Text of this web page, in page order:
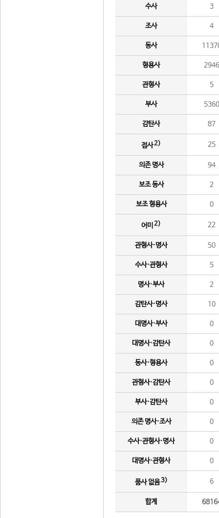
수사 3
조사 4
동사
형용사 2946
관형사 5
부사 5360
감탄사 87
접사2) 25
의존 명사 94
보조 동사 2
보조 형용사 0
어미 2) 22
관형사·명사 50
수사·관형사 5
명사·부사 2
감탄사·명사 10
대명사·부사 0
대명사·감탄사 0
동사·형용사 0
관형사·감탄사 0
부사·감탄사 0
의존 명사·조사 0
수사·관형사·명사 0
대명사·관형사 0
품사 없음3) 6
합계